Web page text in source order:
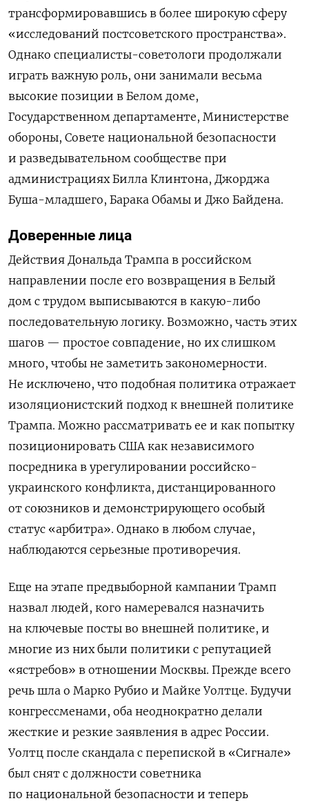
трансформировавшись в более широкую сферу
«исследований постсоветского пространства».
Однако специалисты-советологи продолжали
играть важную роль, они занимали весьма
высокие позиции в Белом доме,
Государственном департаменте, Министерстве
обороны, Совете национальной безопасности
и разведывательном сообществе при
администрациях Билла Клинтона, Джорджа
Буша-младшего, Барака Обамы и Джо Байдена.
Доверенные лица
Действия Дональда Трампа в российском
направлении после его возвращения в Белый
дом с трудом выписываются в какую-либо
последовательную логику. Возможно, часть этих
шагов — простое совпадение, но их слишком
много, чтобы не заметить закономерности.
Не исключено, что подобная политика отражает
изоляционистский подход к внешней политике
Трампа. Можно рассматривать ее и как попытку
позиционировать США как независимого
посредника в урегулировании российско-
украинского конфликта, дистанцированного
от союзников и демонстрирующего особый
статус «арбитра». Однако в любом случае,
наблюдаются серьезные противоречия.
Еще на этапе предвыборной кампании Трамп
назвал людей, кого намеревался назначить
на ключевые посты во внешней политике, и
многие из них были политики с репутацией
«ястребов» в отношении Москвы. Прежде всего
речь шла о Марко Рубио и Майке Уолтце. Будучи
конгрессменами, оба неоднократно делали
жесткие и резкие заявления в адрес России.
Уолтц после скандала с перепиской в «Сигнале»
был снят с должности советника
по национальной безопасности и теперь